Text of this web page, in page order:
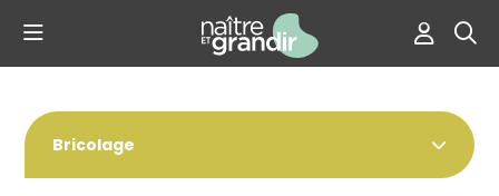
Bricolage